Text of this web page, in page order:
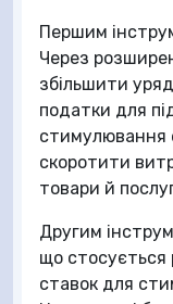
Першим
Через
збільшити
податки для
стимулювання
скоротити
товари й
Другим
що стосується
ставок для